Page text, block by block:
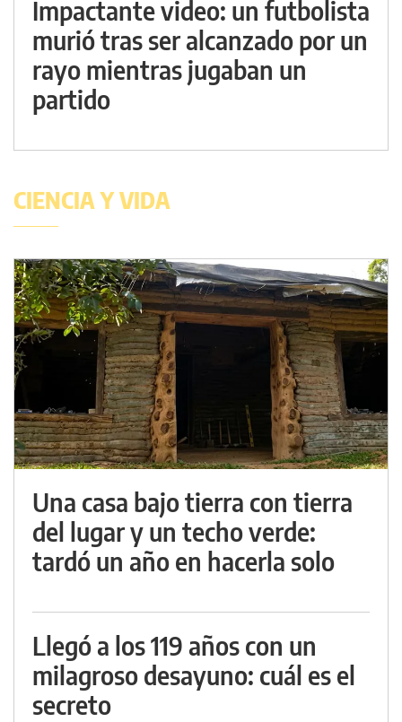
Impactante video: un futbolista
murió tras ser alcanzado por un
rayo mientras jugaban un
partido
CIENCIA Y VIDA
Una casa bajo tierra con tierra
del lugar y un techo verde:
tardó un año en hacerla solo
Llegó a los 119 años con un
milagroso desayuno: cuál es el
secreto